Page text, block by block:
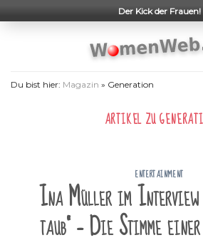
to
Der Kick der Frauen!
Du bist hier: Magazin » Generation
ARTIKEL ZU
ENTERTAINMENT
Ina Müller im Interview
taub" – Die Stimme